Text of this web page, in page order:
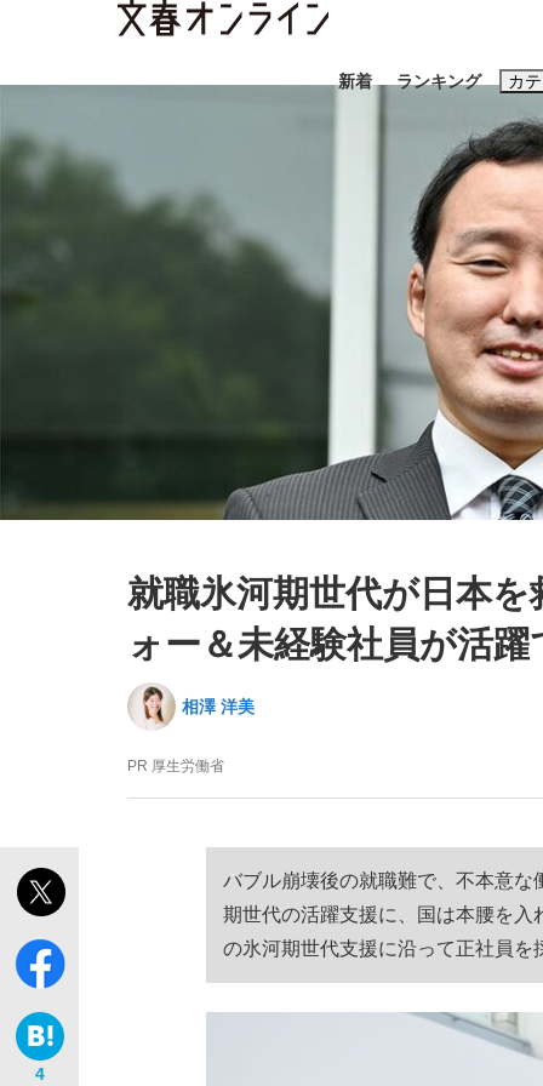
新着 ランキング カ
ニュー
「90%は失敗する。でも…」本田圭佑が初
「敗因分析は一切聞かれなかった」侍ジャ
「目標達成できなかったからと言って…」
キングの誕生を、目撃せよ。
the Style
おすすめの
#藤田晋
#三
#玉木雄一郎
就職氷河期世代が日本
ォー＆未経験社員が活
相澤 洋美
PR 厚生労働省
4
バブル崩壊後の就職難で、不本意
期世代の活躍支援に、国は本腰を
の氷河期世代支援に沿って正社員を